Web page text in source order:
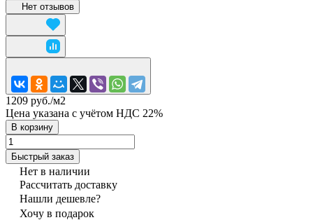
Нет отзывов
1209 руб./м2
Цена указана с учётом НДС 22%
В корзину
Быстрый заказ
Нет в наличии
Рассчитать доставку
Нашли дешевле?
Хочу в подарок